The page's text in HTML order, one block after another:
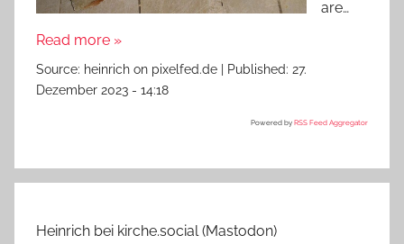
are…
Read more »
Source: heinrich on pixelfed.de Published: 27.
Dezember 2023 - 14:18
Powered by RSS Feed Aggregator
Heinrich bei kirche.social (Mastodon)